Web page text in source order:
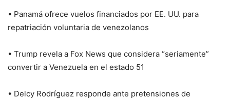
• Panamá ofrece vuelos financiados por EE. UU. para
repatriación voluntaria de venezolanos
• Trump revela a Fox News que considera “seriamente”
convertir a Venezuela en el estado 51
• Delcy Rodríguez responde ante pretensiones de